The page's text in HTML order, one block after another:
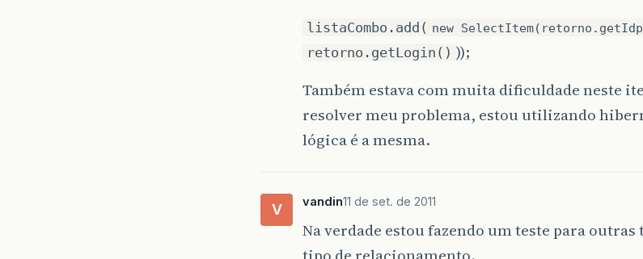
listaCombo.add( new
retorno.getLogin() ));
Também estava com muita dificuldade neste
resolver meu problema, estou utilizando
lógica é a mesma.
V vandin11 de set. de 2011
Na verdade estou fazendo um teste para outras
tipo de relacionamento.